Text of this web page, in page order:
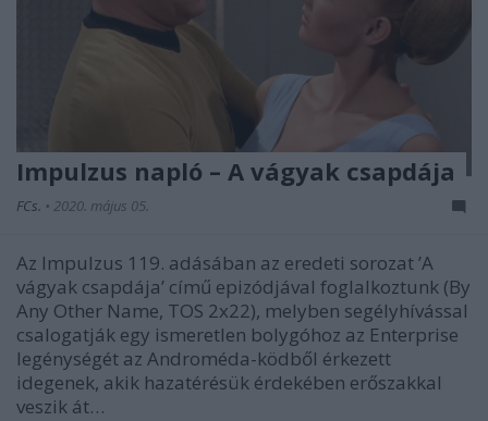
Impulzus napló – A vágyak csapdája
FCs. • 2020. május 05.
Az Impulzus 119. adásában az eredeti sorozat ’A
vágyak csapdája’ című epizódjával foglalkoztunk (By
Any Other Name, TOS 2x22), melyben segélyhívással
csalogatják egy ismeretlen bolygóhoz az Enterprise
legénységét az Androméda-ködből érkezett
idegenek, akik hazatérésük érdekében erőszakkal
veszik át…